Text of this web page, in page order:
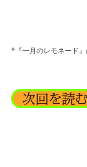
*『一月のレモネード